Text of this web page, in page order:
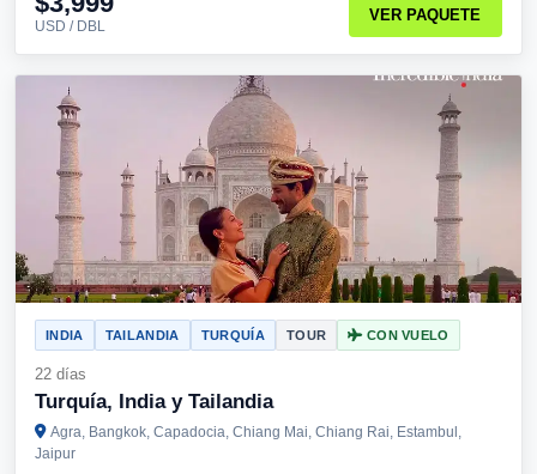
USD / DBL
VER PAQUETE
INDIA TAILANDIA TURQUÍA TOUR CON VUELO
22 días
Turquía, India y Tailandia
Agra, Bangkok, Capadocia, Chiang Mai, Chiang Rai, Estambul,
Jaipur